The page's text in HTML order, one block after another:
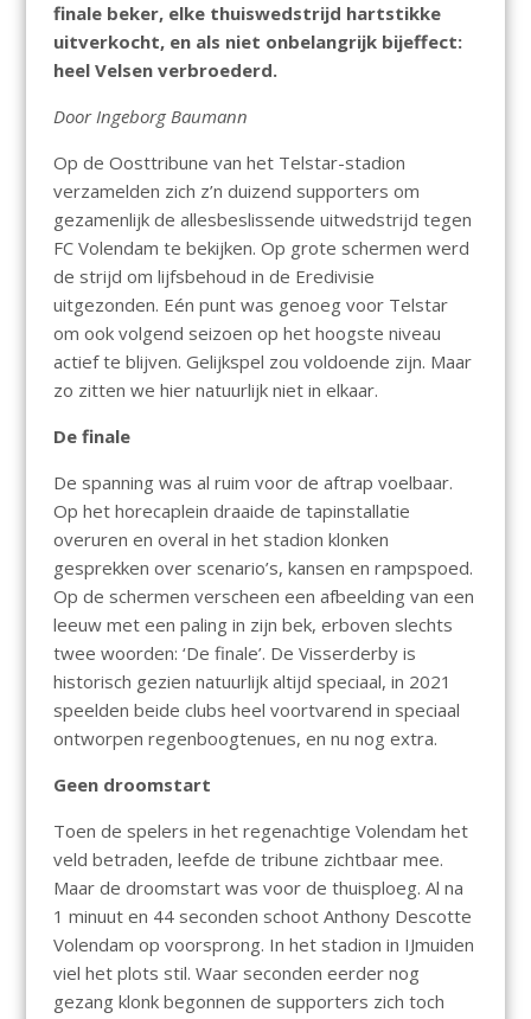
finale beker, elke thuiswedstrijd hartstikke
uitverkocht, en als niet onbelangrijk bijeffect:
heel Velsen verbroederd.
Door Ingeborg Baumann
Op de Oosttribune van het Telstar-stadion
verzamelden zich z’n duizend supporters om
gezamenlijk de allesbeslissende uitwedstrijd tegen
FC Volendam te bekijken. Op grote schermen werd
de strijd om lijfsbehoud in de Eredivisie
uitgezonden. Eén punt was genoeg voor Telstar
om ook volgend seizoen op het hoogste niveau
actief te blijven. Gelijkspel zou voldoende zijn. Maar
zo zitten we hier natuurlijk niet in elkaar.
De finale
De spanning was al ruim voor de aftrap voelbaar.
Op het horecaplein draaide de tapinstallatie
overuren en overal in het stadion klonken
gesprekken over scenario’s, kansen en rampspoed.
Op de schermen verscheen een afbeelding van een
leeuw met een paling in zijn bek, erboven slechts
twee woorden: ‘De finale’. De Visserderby is
historisch gezien natuurlijk altijd speciaal, in 2021
speelden beide clubs heel voortvarend in speciaal
ontworpen regenboogtenues, en nu nog extra.
Geen droomstart
Toen de spelers in het regenachtige Volendam het
veld betraden, leefde de tribune zichtbaar mee.
Maar de droomstart was voor de thuisploeg. Al na
1 minuut en 44 seconden schoot Anthony Descotte
Volendam op voorsprong. In het stadion in IJmuiden
viel het plots stil. Waar seconden eerder nog
gezang klonk begonnen de supporters zich toch